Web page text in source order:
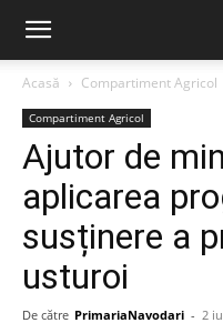
Acasă Compartiment Agricol
Compartiment Agricol
Ajutor de
aplicarea
susținere a
usturoi
De către PrimariaNavodari - 2